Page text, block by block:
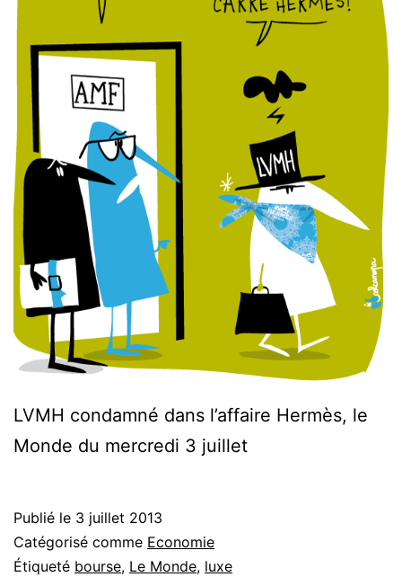
LVMH condamné dans l’affaire Hermès, le
Monde du mercredi 3 juillet
Publié le 3 juillet 2013
Catégorisé comme Economie
Étiqueté bourse, Le Monde, luxe